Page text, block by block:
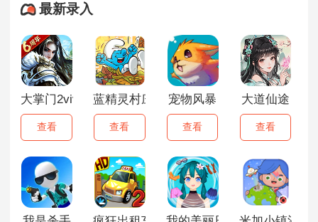
最新录入
大掌门2vivo版
查看
蓝精灵村庄中文版
查看
宠物风暴
查看
大道仙途
查看